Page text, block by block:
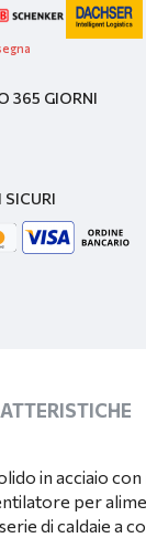
365 GIORNI
SICURI
in acciaio
per
di caldaie a